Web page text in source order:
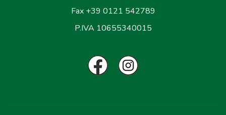
Fax +39 0121 542789
P.IVA 10655340015